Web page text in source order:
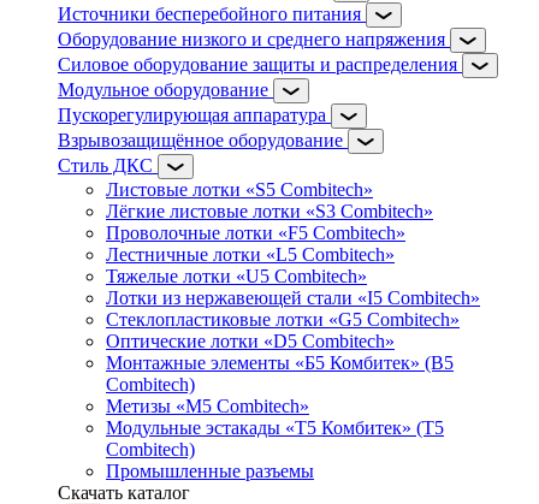
Источники бесперебойного питания
Оборудование низкого и среднего напряжения
Силовое оборудование защиты и распределения
Модульное оборудование
Пускорегулирующая аппаратура
Взрывозащищённое оборудование
Стиль ДКС
Листовые лотки «S5 Combitech»
Лёгкие листовые лотки «S3 Combitech»
Проволочные лотки «F5 Combitech»
Лестничные лотки «L5 Combitech»
Тяжелые лотки «U5 Combitech»
Лотки из нержавеющей стали «I5 Combitech»
Стеклопластиковые лотки «G5 Combitech»
Оптические лотки «D5 Combitech»
Монтажные элементы «Б5 Комбитек» (B5
Combitech)
Метизы «M5 Combitech»
Модульные эстакады «Т5 Комбитек» (T5
Combitech)
Промышленные разъемы
Скачать каталог